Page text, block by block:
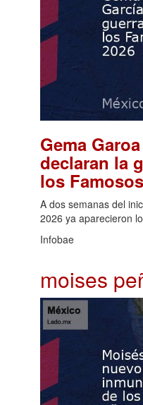
Gema
declaran la
los
A dos semanas del
2026 ya aparecieron
Infobae
moises